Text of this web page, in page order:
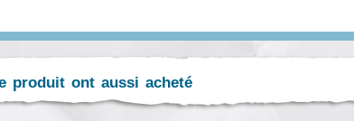
produit ont aussi acheté